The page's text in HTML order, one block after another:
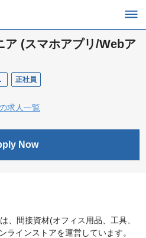
ア (スマホアプリ/Webア
アプリ) 正社員
求人一覧
Now
、間接資材(オフィス用品、工具、
ラインストアを運営しています。